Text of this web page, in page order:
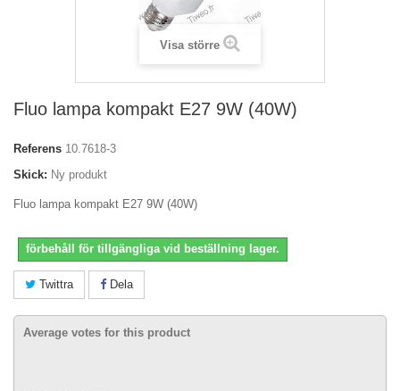
Visa större
Fluo lampa kompakt E27 9W (40W)
Referens 10.7618-3
Skick: Ny produkt
Fluo lampa kompakt E27 9W (40W)
förbehåll för tillgängliga vid beställning lager.
Twittra Dela
Average votes for this product